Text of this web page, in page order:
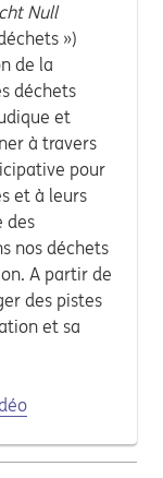
Null
»)
de la
déchets
et
à travers
pour
et à leurs
des
nos déchets
A partir de
des pistes
et sa